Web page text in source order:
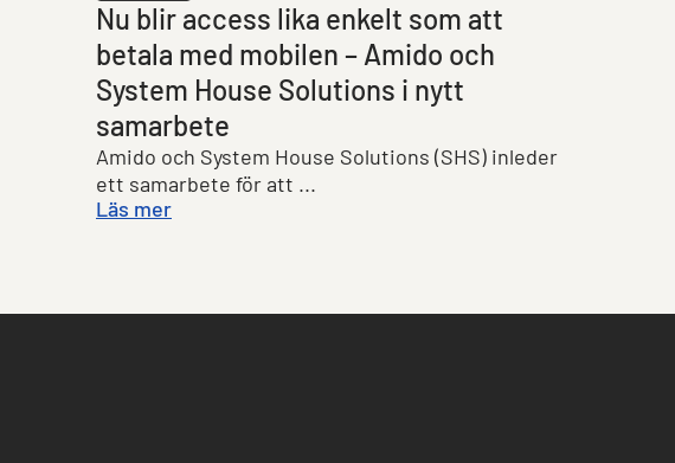
Nu blir access lika enkelt som att
betala med mobilen – Amido och
System House Solutions i nytt
samarbete
Amido och System House Solutions (SHS) inleder
ett samarbete för att ...
Läs mer